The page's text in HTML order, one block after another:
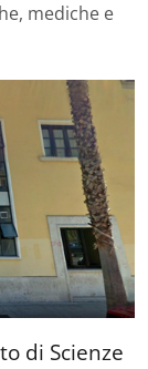
mediche e
del
di Scienze